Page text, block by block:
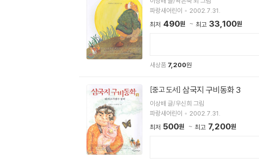
파랑새어린이
2002.7.31.
최저 490원 최고 33,100원
새상품 7,200원
[중고 도서] 삼국지 구비동화 3
이상배 글/우신희 그림
파랑새어린이
2002.7.31.
최저 500원 최고 7,200원